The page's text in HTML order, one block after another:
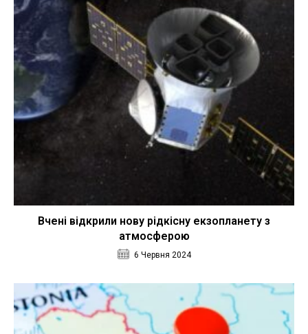
Вчені відкрили нову рідкісну екзопланету з
атмосферою
6 Червня 2024